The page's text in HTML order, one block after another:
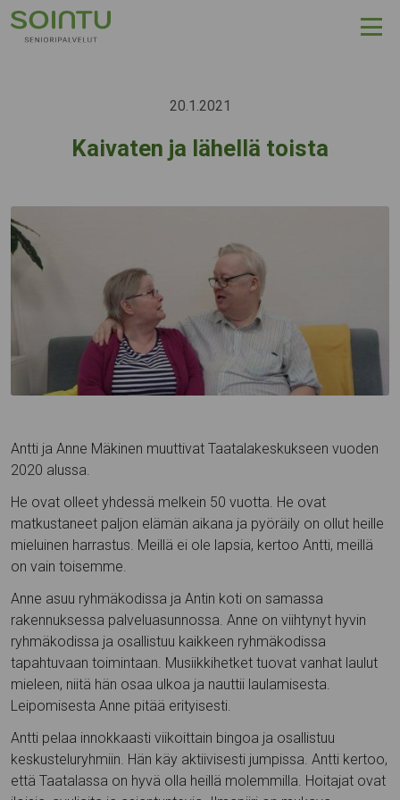
Hyppää sisältöön
Kaivaten ja lähellä toista
20.1.2021
Antti ja Anne Mäkinen muuttivat Taatalakeskukseen vuoden
2020 alussa.
He ovat olleet yhdessä melkein 50 vuotta. He ovat
matkustaneet paljon elämän aikana ja pyöräily on ollut heille
mieluinen harrastus. Meillä ei ole lapsia, kertoo Antti, meillä
on vain toisemme.
Anne asuu ryhmäkodissa ja Antin koti on samassa
rakennuksessa palveluasunnossa. Anne on viihtynyt hyvin
ryhmäkodissa ja osallistuu kaikkeen ryhmäkodissa
tapahtuvaan toimintaan. Musiikkihetket tuovat vanhat laulut
mieleen, niitä hän osaa ulkoa ja nauttii laulamisesta.
Leipomisesta Anne pitää erityisesti.
Antti pelaa innokkaasti viikoittain bingoa ja osallistuu
keskusteluryhmiin. Hän käy aktiivisesti jumpissa. Antti kertoo,
että Taatalassa on hyvä olla heillä molemmilla. Hoitajat ovat